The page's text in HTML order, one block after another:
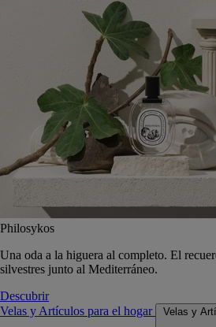
Philosykos
Una oda a la higuera al completo. El
silvestres junto al Mediterráneo.
Descubrir
Velas y Artículos para el hogar
Velas y